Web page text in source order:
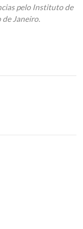
pelo Instituto de
de Janeiro.